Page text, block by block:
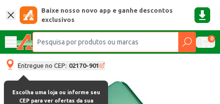
Baixe nosso novo app e ganhe descontos
exclusivos
0
Entregue no CEP: 02170-901
Escolha uma loja ou informe seu
CEP para ver ofertas da sua